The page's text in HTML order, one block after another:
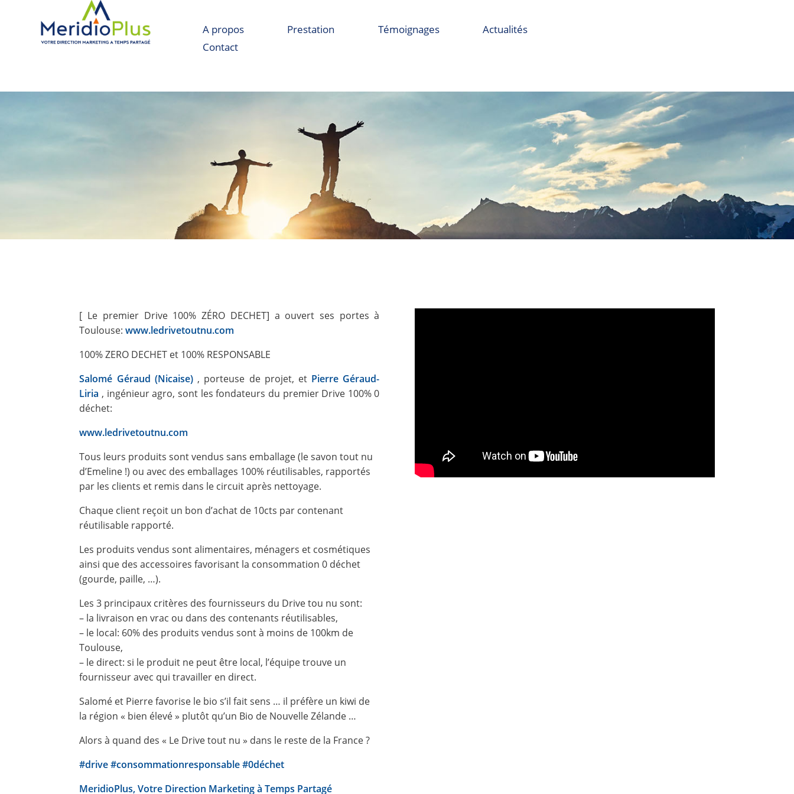
A propos Prestation Témoignages
Actualités
Contact
[ Le premier Drive 100% ZÉRO DECHET] a ouvert ses portes à
Toulouse:www.ledrivetoutnu.com
100% ZERO DECHET et 100% RESPONSABLE
Salomé Géraud (Nicaise), porteuse de projet, et Pierre Géraud-
Liria , ingénieur agro, sont les fondateurs du premier Drive 100% 0
déchet:
www.ledrivetoutnu.com
Tous leurs produits sont vendus sans emballage (le savon tout nu
d’Emeline !) ou avec des emballages 100% réutilisables, rapportés
par les clients et remis dans le circuit après nettoyage.
Chaque client reçoit un bon d’achat de 10cts par contenant
réutilisable rapporté.
Les produits vendus sont alimentaires, ménagers et cosmétiques
ainsi que des accessoires favorisant la consommation 0 déchet
(gourde, paille, …).
Les 3 principaux critères des fournisseurs du Drive tou nu sont:
– la livraison en vrac ou dans des contenants réutilisables,
– le local: 60% des produits vendus sont à moins de 100km de
Toulouse,
– le direct: si le produit ne peut être local, l’équipe trouve un
fournisseur avec qui travailler en direct.
Salomé et Pierre favorise le bio s’il fait sens … il préfère un kiwi de
la région « bien élevé » plutôt qu’un Bio de Nouvelle Zélande …
Alors à quand des « Le Drive tout nu » dans le reste de la France ?
#drive #consommationresponsable #0déchet
MeridioPlus, Votre Direction Marketing à Temps Partagé